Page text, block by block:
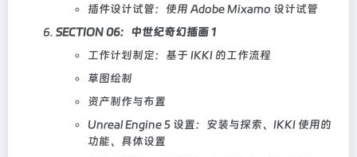
插件设计试管：使用 Adobe Mixamo 设计试管
SECTION 06：中世纪奇幻插画 1
工作计划制定：基于 IKKI 的工作流程
草图绘制
资产制作与布置
Unreal Engine 5 设置：安装与探索、IKKI 使用的
功能、具体设置